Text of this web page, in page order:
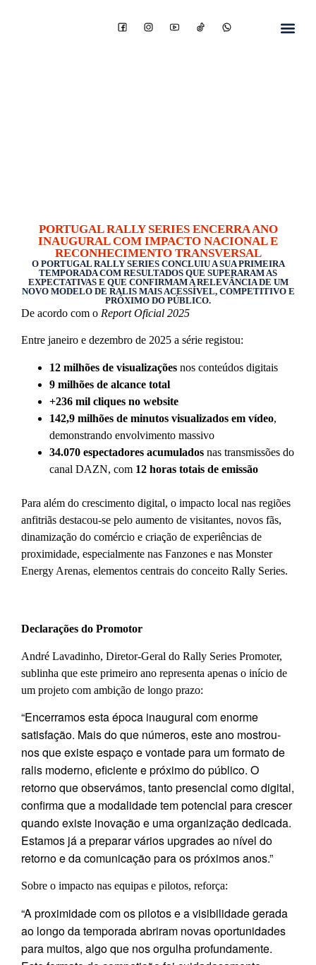
PORTUGAL RALLY SERIES ENCERRA ANO
INAUGURAL COM IMPACTO NACIONAL E
RECONHECIMENTO TRANSVERSAL
O PORTUGAL RALLY SERIES CONCLUIU A SUA PRIMEIRA
TEMPORADA COM RESULTADOS QUE SUPERARAM AS
EXPECTATIVAS E QUE CONFIRMAM A RELEVÂNCIA DE UM
NOVO MODELO DE RALIS MAIS ACESSÍVEL, COMPETITIVO E
PRÓXIMO DO PÚBLICO.
De acordo com o Report Oficial 2025
Entre janeiro e dezembro de 2025 a série registou:
12 milhões de visualizações nos conteúdos digitais
9 milhões de alcance total
+236 mil cliques no website
142,9 milhões de minutos visualizados em vídeo,
demonstrando envolvimento massivo
34.070 espectadores acumulados nas transmissões do
canal DAZN, com 12 horas totais de emissão
Para além do crescimento digital, o impacto local nas regiões
anfitriãs destacou-se pelo aumento de visitantes, novos fãs,
dinamização do comércio e criação de experiências de
proximidade, especialmente nas Fanzones e nas Monster
Energy Arenas, elementos centrais do conceito Rally Series.
Declarações do Promotor
André Lavadinho, Diretor-Geral do Rally Series Promoter,
sublinha que este primeiro ano representa apenas o início de
um projeto com ambição de longo prazo:
“Encerramos esta época inaugural com enorme
satisfação. Mais do que números, este ano mostrou-
nos que existe espaço e vontade para um formato de
ralis moderno, eficiente e próximo do público. O
retorno que observámos, tanto presencial como digital,
confirma que a modalidade tem potencial para crescer
quando existe inovação e uma organização dedicada.
Estamos já a preparar vários upgrades ao nível do
retorno e da comunicação para os próximos anos.”
Sobre o impacto nas equipas e pilotos, reforça:
“A proximidade com os pilotos e a visibilidade gerada
ao longo da temporada abriram novas oportunidades
para muitos, algo que nos orgulha profundamente.